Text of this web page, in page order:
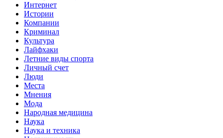
Интернет
Истории
Компании
Криминал
Культура
Лайфхаки
Летние виды спорта
Личный счет
Люди
Места
Мнения
Мода
Народная медицина
Наука
Наука и техника